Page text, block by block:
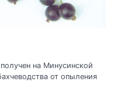
на Минусинской
от опыления